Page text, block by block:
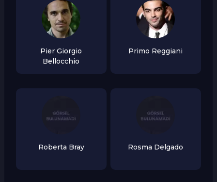
Pier Giorgio
Bellocchio
Primo Reggiani
Roberta Bray Rosma Delgado